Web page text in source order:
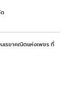
รขาคณิตแห่งเพชร ที่